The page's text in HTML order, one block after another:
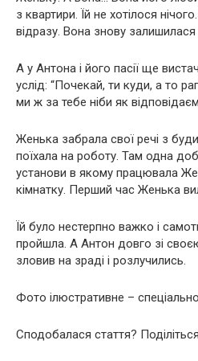
з квартири. Їй не хотілося
відразу. Вона знову
А у Антона і його пасії ще
услід: “Почекай, ти куди, а то
ми ж за тебе ніби як
Женька забрала свої речі з
поїхала на роботу. Там одна
установи в якому працювала
кімнатку. Перший час Женька
Їй було нестерпно важко і
пройшла. А Антон довго зі
зловив на зраді і розлучились.
Фото ілюстративне –
Сподобалася стаття?